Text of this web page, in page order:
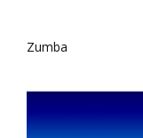
Zumba